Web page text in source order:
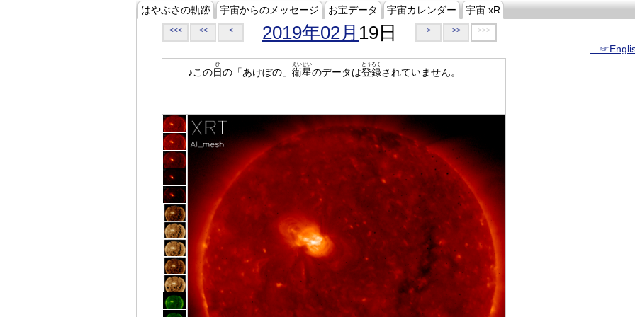
はやぶさの軌跡 宇宙からのメッセージ お宝データ 宇宙カレンダー 宇宙 xR
<<< << < 2019年02月 19日 > >> >>>
♪この日
ひ
の「あけぼの」 衛星
えいせい
のデータは登録
とうろく
されていません。